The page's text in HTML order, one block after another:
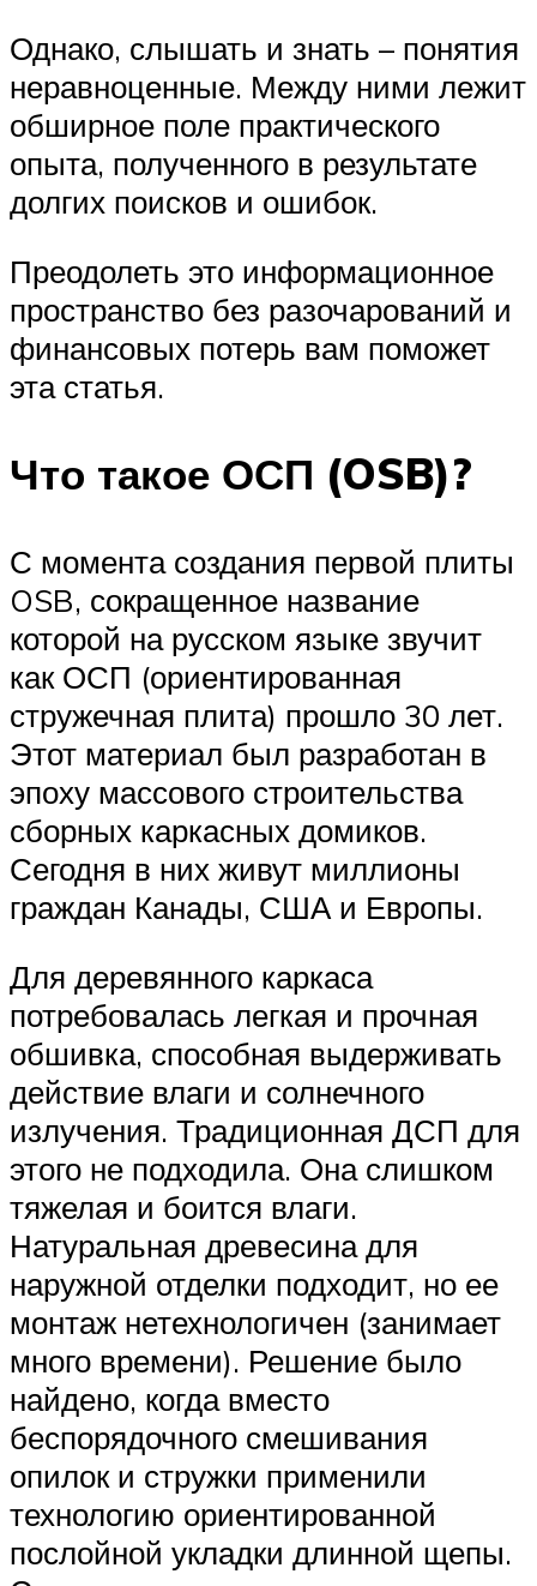
Однако, слышать и знать – понятия
неравноценные. Между ними лежит
обширное поле практического
опыта, полученного в результате
долгих поисков и ошибок.
Преодолеть это информационное
пространство без разочарований и
финансовых потерь вам поможет
эта статья.
Что такое ОСП (OSB)?
С момента создания первой плиты
OSB, сокращенное название
которой на русском языке звучит
как ОСП (ориентированная
стружечная плита) прошло 30 лет.
Этот материал был разработан в
эпоху массового строительства
сборных каркасных домиков.
Сегодня в них живут миллионы
граждан Канады, США и Европы.
Для деревянного каркаса
потребовалась легкая и прочная
обшивка, способная выдерживать
действие влаги и солнечного
излучения. Традиционная ДСП для
этого не подходила. Она слишком
тяжелая и боится влаги.
Натуральная древесина для
наружной отделки подходит, но ее
монтаж нетехнологичен (занимает
много времени). Решение было
найдено, когда вместо
беспорядочного смешивания
опилок и стружки применили
технологию ориентированной
послойной укладки длинной щепы.